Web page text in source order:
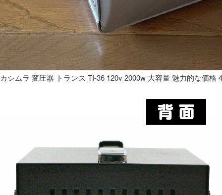
カシムラ 変圧器 トランス TI-36 120v 2000w 大容量 魅力的な価格